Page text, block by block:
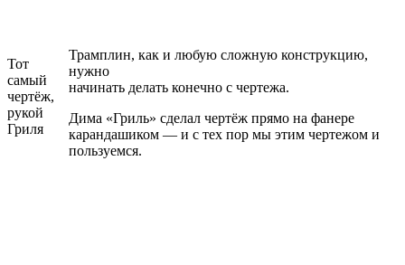
Тот
самый
чертёж,
рукой
Гриля
Трамплин, как и любую сложную конструкцию,
нужно
начинать делать конечно с чертежа.
Дима «Гриль» сделал чертёж прямо на фанере
карандашиком — и с тех пор мы этим чертежом и
пользуемся.